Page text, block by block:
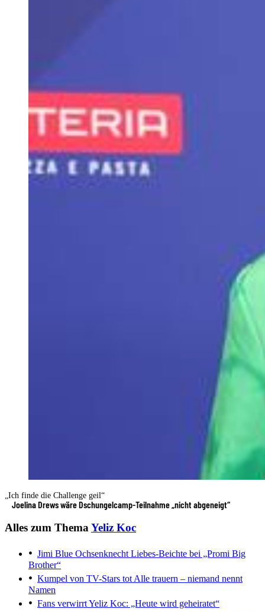
„Ich finde die Challenge geil“
Joelina Drews wäre Dschungelcamp-Teilnahme „nicht abgeneigt“
Alles zum ThemaYeliz Koc
Jimi Blue Ochsenknecht Liebes-Beichte bei „Promi Big
Brother“
Kumpel von TV-Stars tot Alle trauern – niemand nennt
Namen
Fans verwirrtYeliz Koc: „Heute wird geheiratet“